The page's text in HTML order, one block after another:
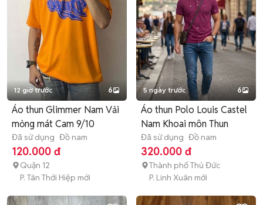
12 giờ trước 6
Áo thun Glimmer Nam Vải
mỏng mát Cam 9/10
Đã sử dụng Đồ nam
120.000 đ
Quận 12
P. Tân Thới Hiệp mới
5 ngày trước 6
Áo thun Polo Louis Castel
Nam Khoai môn Thun
Đã sử dụng Đồ nam
320.000 đ
Thành phố Thủ Đức
P. Linh Xuân mới